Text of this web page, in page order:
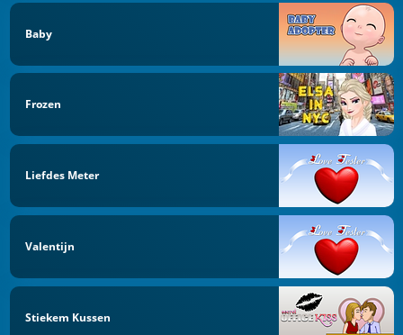
Baby
Frozen
Liefdes Meter
Valentijn
Stiekem Kussen